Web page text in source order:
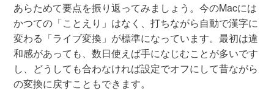
あらためて要点を振り返ってみましょう。今のMacには
かつての「ことえり」はなく、打ちながら自動で漢字に
変わる「ライブ変換」が標準になっています。最初は違
和感があっても、数日使えば手になじむことが多いです
し、どうしても合わなければ設定でオフにして昔ながら
の変換に戻すこともできます。